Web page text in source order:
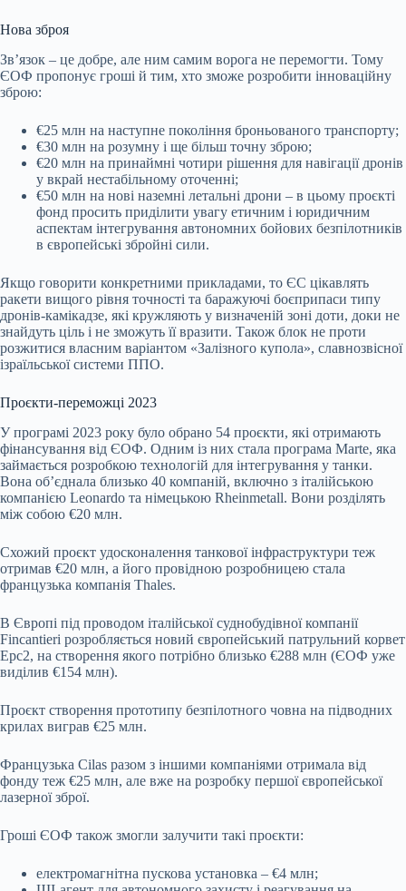
Нова зброя
Звʼязок – це добре, але ним самим ворога не перемогти. Тому
ЄОФ пропонує гроші й тим, хто зможе розробити інноваційну
зброю:
€25 млн на наступне покоління броньованого транспорту;
€30 млн на розумну і ще більш точну зброю;
€20 млн на принаймні чотири рішення для навігації дронів
у вкрай нестабільному оточенні;
€50 млн на нові наземні летальні дрони – в цьому проєкті
фонд просить приділити увагу етичним і юридичним
аспектам інтегрування автономних бойових безпілотників
в європейські збройні сили.
Якщо говорити конкретними прикладами, то ЄС цікавлять
ракети вищого рівня точності та баражуючі боєприпаси типу
дронів-камікадзе, які кружляють у визначеній зоні доти, доки не
знайдуть ціль і не зможуть її вразити. Також блок не проти
розжитися власним варіантом «Залізного купола», славнозвісної
ізраїльської системи ППО.
Проєкти-переможці 2023
У програмі 2023 року було обрано 54 проєкти, які отримають
фінансування від ЄОФ. Одним із них стала програма Marte, яка
займається розробкою технологій для інтегрування у танки.
Вона обʼєднала близько 40 компаній, включно з італійською
компанією Leonardo та німецькою Rheinmetall. Вони розділять
між собою €20 млн.
Схожий проєкт удосконалення танкової інфраструктури теж
отримав €20 млн, а його провідною розробницею стала
французька компанія Thales.
В Європі під проводом італійської суднобудівної компанії
Fincantieri розробляється новий європейський патрульний корвет
Epc2, на створення якого потрібно близько €288 млн (ЄОФ уже
виділив €154 млн).
Проєкт створення прототипу безпілотного човна на підводних
крилах виграв €25 млн.
Французька Cilas разом з іншими компаніями отримала від
фонду теж €25 млн, але вже на розробку першої європейської
лазерної зброї.
Гроші ЄОФ також змогли залучити такі проєкти:
електромагнітна пускова установка – €4 млн;